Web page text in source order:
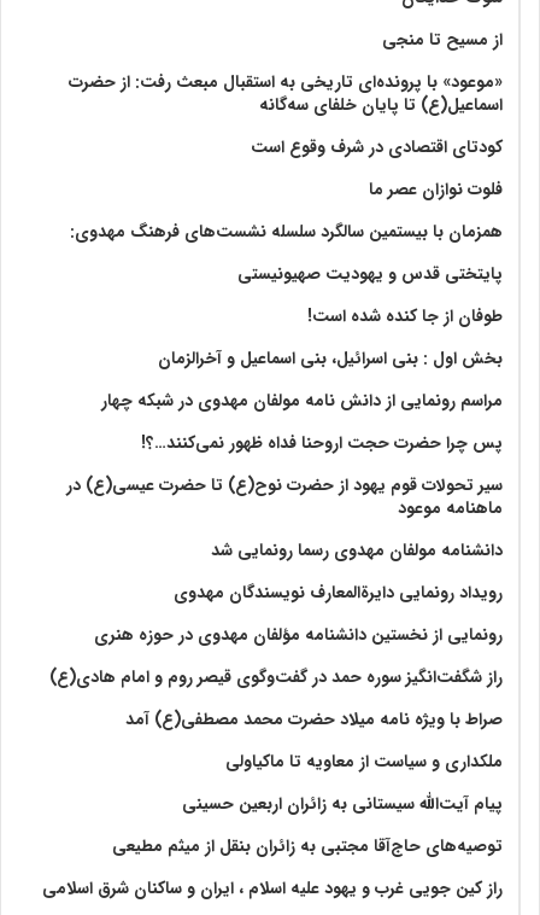
از مسیح تا منجی
«موعود» با پرونده‌ای تاریخی به استقبال مبعث رفت: از حضرت
اسماعیل(ع) تا پایان خلفای سه‌گانه
کودتای اقتصادی در شرف وقوع است
فلوت نوازان عصر ما
همزمان با بیستمین سالگرد سلسله نشست‌های فرهنگ مهدوی:‌
پایتختی قدس و یهودیت صهیونیستی
طوفان از جا کنده شده است!
بخش اول : بنی اسرائیل، بنی اسماعیل و آخرالزمان
مراسم رونمایی از دانش نامه مولفان مهدوی در شبکه چهار
پس چرا حضرت حجت اروحنا فداه ظهور نمی‌کنند…؟!
سیر تحولات قوم یهود از حضرت نوح(ع) تا حضرت عیسی(ع) در
ماهنامه موعود
دانشنامه مولفان مهدوی رسما رونمایی شد
رویداد رونمایی دایرةالمعارف نویسندگان مهدوی
رونمایی از نخستین دانشنامه مؤلفان مهدوی در حوزه هنری
راز شگفت‌انگیز سوره حمد در گفت‌وگوی قیصر روم و امام هادی(ع)
صراط با ویژه نامه میلاد حضرت محمد مصطفی(ع) آمد
ملکداری و سیاست از معاویه تا ماکیاولی
پیام آیت‌الله سیستانی به زائران اربعین حسینی
توصیه‌های حاج‌آقا مجتبی به زائران بنقل از میثم مطیعی
راز کین جویی غرب و یهود علیه اسلام ، ایران و ساکنان شرق اسلامی